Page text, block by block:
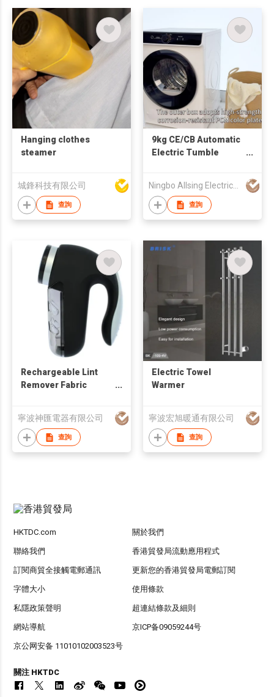
Hanging clothes
steamer
城鋒科技有限公司
查詢
9kg CE/CB Automatic
Electric Tumble
Ningbo Allsing Electrical Appliance Co., Ltd.
查詢
Rechargeable Lint
Remover Fabric
寧波神匯電器有限公司
查詢
Electric Towel
Warmer
寧波宏旭暖通有限公司
查詢
HKTDC.com 關於我們
聯絡我們 香港貿發局流動應用程式
訂閱商貿全接觸電郵通訊 更新您的香港貿發局電郵訂閱
字體大小 使用條款
私隱政策聲明 超連結條款及細則
網站導航 京ICP备09059244号
京公网安备 11010102003523号
關注 HKTDC